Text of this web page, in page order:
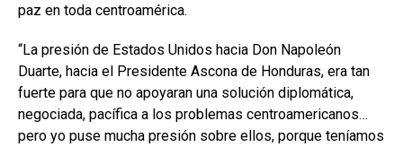
paz en toda centroamérica.
“La presión de Estados Unidos hacia Don Napoleón
Duarte, hacia el Presidente Ascona de Honduras, era tan
fuerte para que no apoyaran una solución diplomática,
negociada, pacífica a los problemas centroamericanos…
pero yo puse mucha presión sobre ellos, porque teníamos